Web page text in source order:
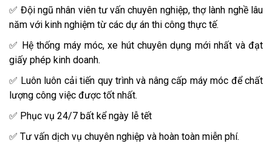
✅ Đội ngũ nhân viên tư vấn chuyên nghiệp, thợ lành nghề lâu
năm với kinh nghiệm từ các dự án thi công thực tế.
✅ Hệ thống máy móc, xe hút chuyên dụng mới nhất và đạt
giấy phép kinh doanh.
✅ Luôn luôn cải tiến quy trình và nâng cấp máy móc để chất
lượng công việc được tốt nhất.
✅ Phục vụ 24/7 bất kể ngày lễ tết
✅ Tư vấn dịch vụ chuyên nghiệp và hoàn toàn miễn phí.